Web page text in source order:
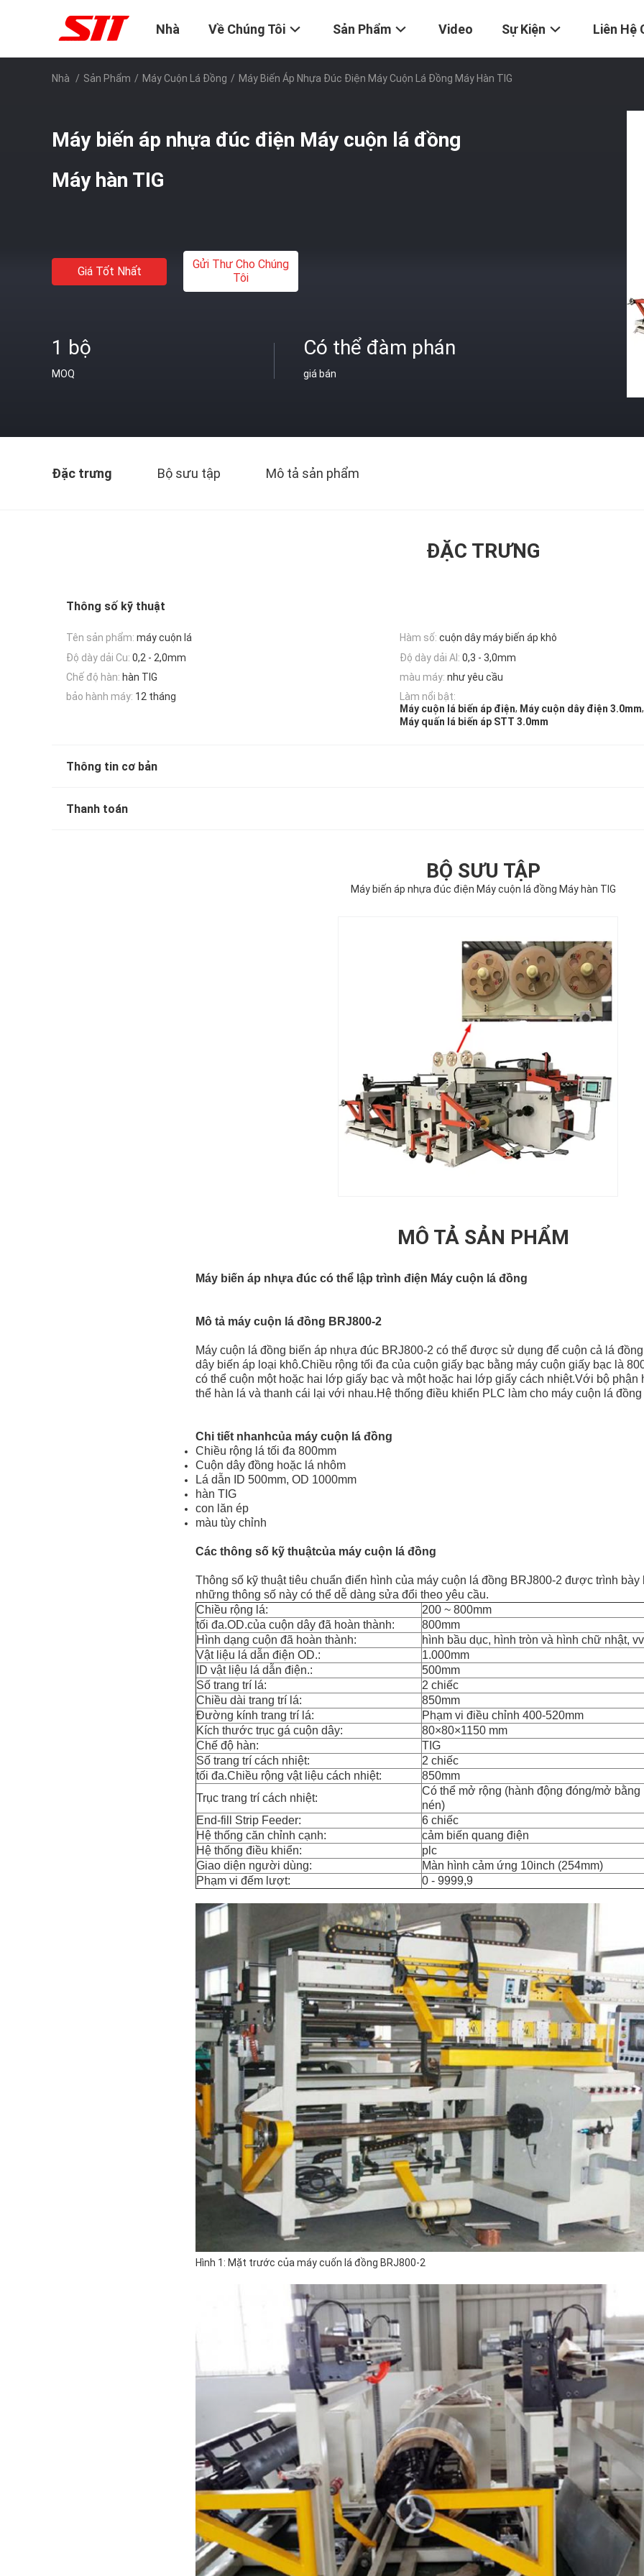
Nhà Về Chúng Tôi Sản Phẩm Video Sự Kiện Liên Hệ
Nhà / Sản Phẩm / Máy Cuộn Lá Đồng / Máy Biến Áp Nhựa Đúc Điện Máy Cuộn Lá Đồng Máy Hàn TIG
Máy biến áp nhựa đúc điện Máy cuộn lá đồng
Máy hàn TIG
Giá Tốt Nhất
Gửi Thư Cho Chúng
Tôi
1 bộ
MOQ
Có thể đàm phán
giá bán
Đặc trưng Bộ sưu tập Mô tả sản phẩm
ĐẶC TRƯNG
Thông số kỹ thuật
Tên sản phẩm: máy cuộn lá Hàm số: cuộn dây máy biến áp khô
Độ dày dải Cu: 0,2 - 2,0mm Độ dày dải Al: 0,3 - 3,0mm
Chế độ hàn: hàn TIG màu máy: như yêu cầu
bảo hành máy: 12 tháng
Làm nổi bật:
Máy cuộn lá biến áp điện, Máy cuộn dây điện 3.0mm,
Máy quấn lá biến áp STT 3.0mm
Thông tin cơ bản
Thanh toán
BỘ SƯU TẬP
Máy biến áp nhựa đúc điện Máy cuộn lá đồng Máy hàn TIG
MÔ TẢ SẢN PHẨM
Máy biến áp nhựa đúc có thể lập trình điện Máy cuộn lá đồng
Mô tả máy cuộn lá đồng BRJ800-2
Máy cuộn lá đồng biến áp nhựa đúc BRJ800-2 có thể được sử dụng để cuộn cả lá
dây biến áp loại khô.Chiều rộng tối đa của cuộn giấy bạc bằng máy cuộn giấy bạc là
có thể cuộn một hoặc hai lớp giấy bạc và một hoặc hai lớp giấy cách nhiệt.Với bộ phận
thể hàn lá và thanh cái lại với nhau.Hệ thống điều khiển PLC làm cho máy cuộn lá
Chi tiết nhanhcủa máy cuộn lá đồng
Chiều rộng lá tối đa 800mm
Cuộn dây đồng hoặc lá nhôm
Lá dẫn ID 500mm, OD 1000mm
hàn TIG
con lăn ép
màu tùy chỉnh
Các thông số kỹ thuậtcủa máy cuộn lá đồng
Thông số kỹ thuật tiêu chuẩn điển hình của máy cuộn lá đồng BRJ800-2 được trình
những thông số này có thể dễ dàng sửa đổi theo yêu cầu.
Chiều rộng lá:
200 ~ 800mm
tối đa.OD.của cuộn dây đã hoàn thành:
800mm
Hình dạng cuộn đã hoàn thành:
hình bầu dục, hình tròn và hình chữ nhật, vv
Vật liệu lá dẫn điện OD.:
1.000mm
ID vật liệu lá dẫn điện.:
500mm
Số trang trí lá:
2 chiếc
Chiều dài trang trí lá:
850mm
Đường kính trang trí lá:
Phạm vi điều chỉnh 400-520mm
Kích thước trục gá cuộn dây:
80×80×1150 mm
Chế độ hàn:
TIG
Số trang trí cách nhiệt:
2 chiếc
tối đa.Chiều rộng vật liệu cách nhiệt:
850mm
Trục trang trí cách nhiệt:
Có thể mở rộng (hành động đóng/mở bằng
nén)
End-fill Strip Feeder:
6 chiếc
Hệ thống căn chỉnh cạnh:
cảm biến quang điện
Hệ thống điều khiển:
plc
Giao diện người dùng:
Màn hình cảm ứng 10inch (254mm)
Phạm vi đếm lượt:
0 - 9999,9
Hình 1: Mặt trước của máy cuốn lá đồng BRJ800-2